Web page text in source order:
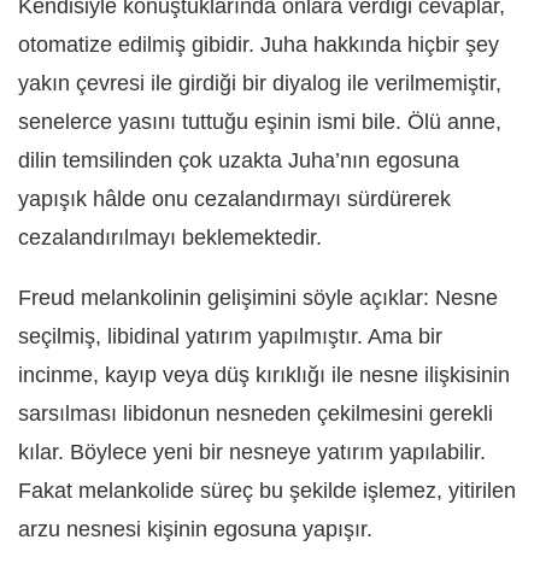
Kendisiyle konuştuklarında onlara verdiği cevaplar,
otomatize edilmiş gibidir. Juha hakkında hiçbir şey
yakın çevresi ile girdiği bir diyalog ile verilmemiştir,
senelerce yasını tuttuğu eşinin ismi bile. Ölü anne,
dilin temsilinden çok uzakta Juha’nın egosuna
yapışık hâlde onu cezalandırmayı sürdürerek
cezalandırılmayı beklemektedir.
Freud melankolinin gelişimini söyle açıklar: Nesne
seçilmiş, libidinal yatırım yapılmıştır. Ama bir
incinme, kayıp veya düş kırıklığı ile nesne ilişkisinin
sarsılması libidonun nesneden çekilmesini gerekli
kılar. Böylece yeni bir nesneye yatırım yapılabilir.
Fakat melankolide süreç bu şekilde işlemez, yitirilen
arzu nesnesi kişinin egosuna yapışır.